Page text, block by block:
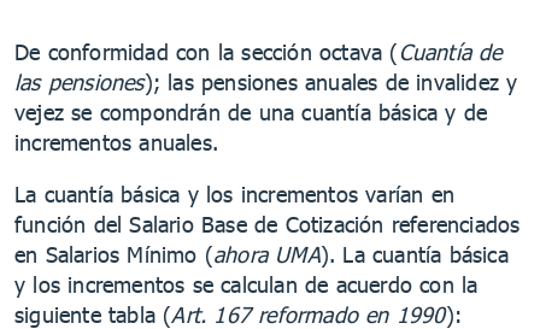
De conformidad con la sección octava (Cuantía de
las pensiones); las pensiones anuales de invalidez y
vejez se compondrán de una cuantía básica y de
incrementos anuales.
La cuantía básica y los incrementos varían en
función del Salario Base de Cotización referenciados
en Salarios Mínimo (ahora UMA). La cuantía básica
y los incrementos se calculan de acuerdo con la
siguiente tabla (Art. 167 reformado en 1990):